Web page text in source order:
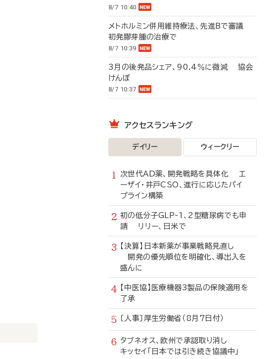
8/7 10:40
メトホルミン併用維持療法、先進Bで審議
初発膠芽腫の治療で
8/7 10:39
3月の後発品シェア、90.4％に微減 協会
けんぽ
8/7 10:37
アクセスランキング
デイリー ウィークリー
次世代AD薬、開発戦略を具体化 エ
ーザイ・井戸CSO、進行に応じたパイ
プライン構築
初の低分子GLP-1、2型糖尿病でも申
請 リリー、日米で
【決算】日本新薬が事業戦略見直し
開発の優先順位を明確化、導出入を
盛んに
【中医協】医療機器3製品の保険適用を
了承
〔人事〕厚生労働省（8月7日付）
タブネオス、欧州で承認取り消し
キッセイ「日本では引き続き協議中」